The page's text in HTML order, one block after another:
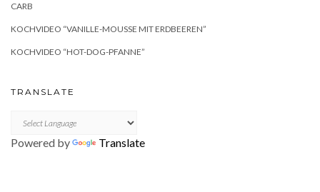
CARB
KOCHVIDEO “VANILLE-MOUSSE MIT ERDBEEREN”
KOCHVIDEO “HOT-DOG-PFANNE”
TRANSLATE
Powered by Translate